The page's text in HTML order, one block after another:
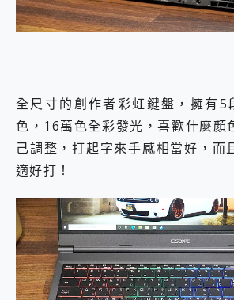
全尺寸的創作者彩虹鍵盤，擁有5
色，16萬色全彩發光，喜歡什麼顏
己調整，打起字來手感相當好，而
適好打！